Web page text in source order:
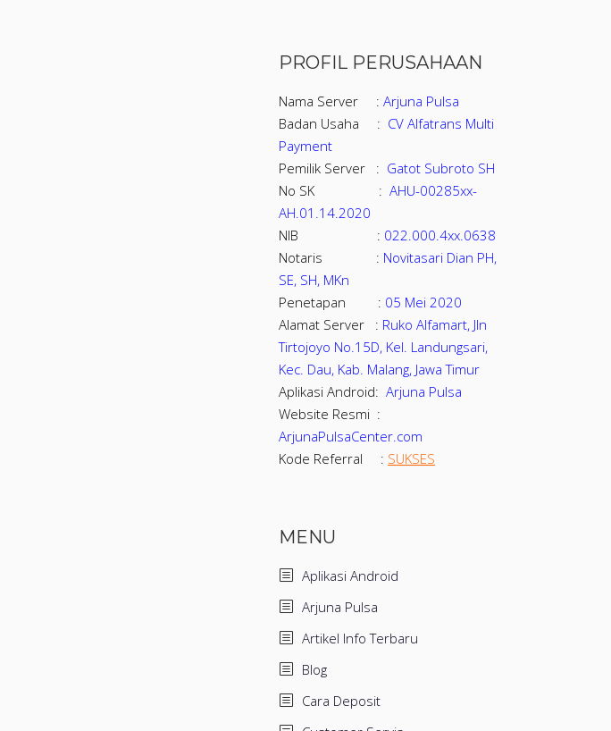
PROFIL PERUSAHAAN
Nama Server : Arjuna Pulsa
Badan Usaha : CV Alfatrans Multi
Payment
Pemilik Server : Gatot Subroto SH
No SK : AHU-00285xx-
AH.01.14.2020
NIB : 022.000.4xx.0638
Notaris : Novitasari Dian PH,
SE, SH, MKn
Penetapan : 05 Mei 2020
Alamat Server : Ruko Alfamart, Jln
Tirtojoyo No.15D, Kel. Landungsari,
Kec. Dau, Kab. Malang, Jawa Timur
Aplikasi Android: Arjuna Pulsa
Website Resmi :
ArjunaPulsaCenter.com
Kode Referral : SUKSES
MENU
Aplikasi Android
Arjuna Pulsa
Artikel Info Terbaru
Blog
Cara Deposit